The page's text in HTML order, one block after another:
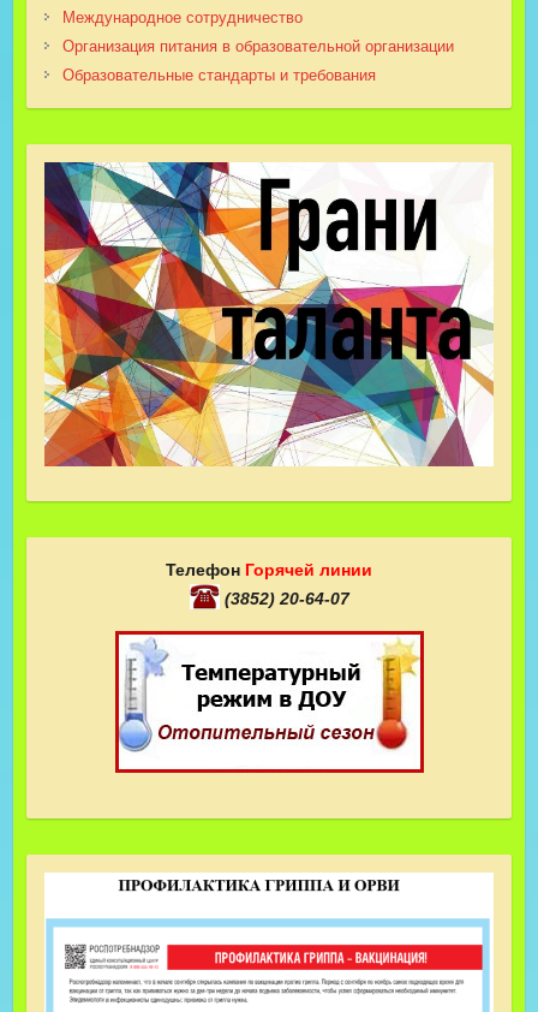
Международное сотрудничество
Организация питания в образовательной организации
Образовательные стандарты и требования
Телефон Горячей линии
(3852) 20-64-07